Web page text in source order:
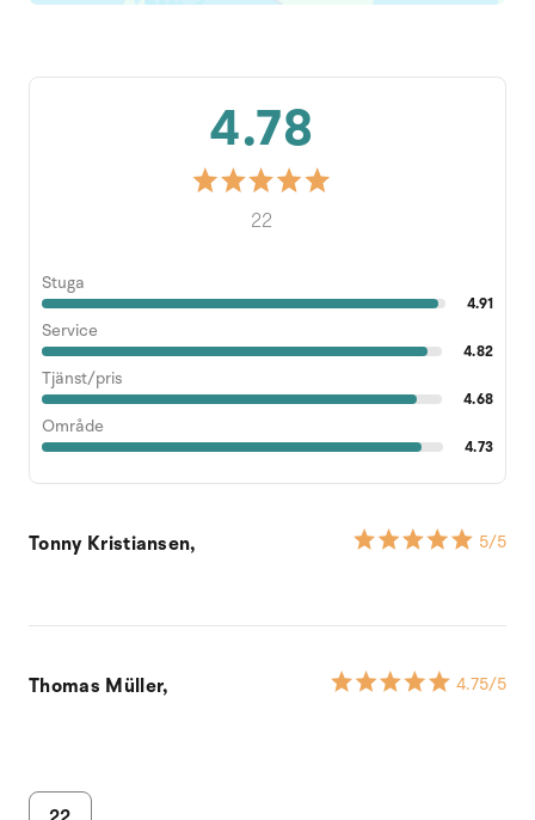
4.78
22
Stuga
4.91
Service
4.82
Tjänst/pris
4.68
Område
4.73
Tonny Kristiansen, 5/5
Thomas Müller, 4.75/5